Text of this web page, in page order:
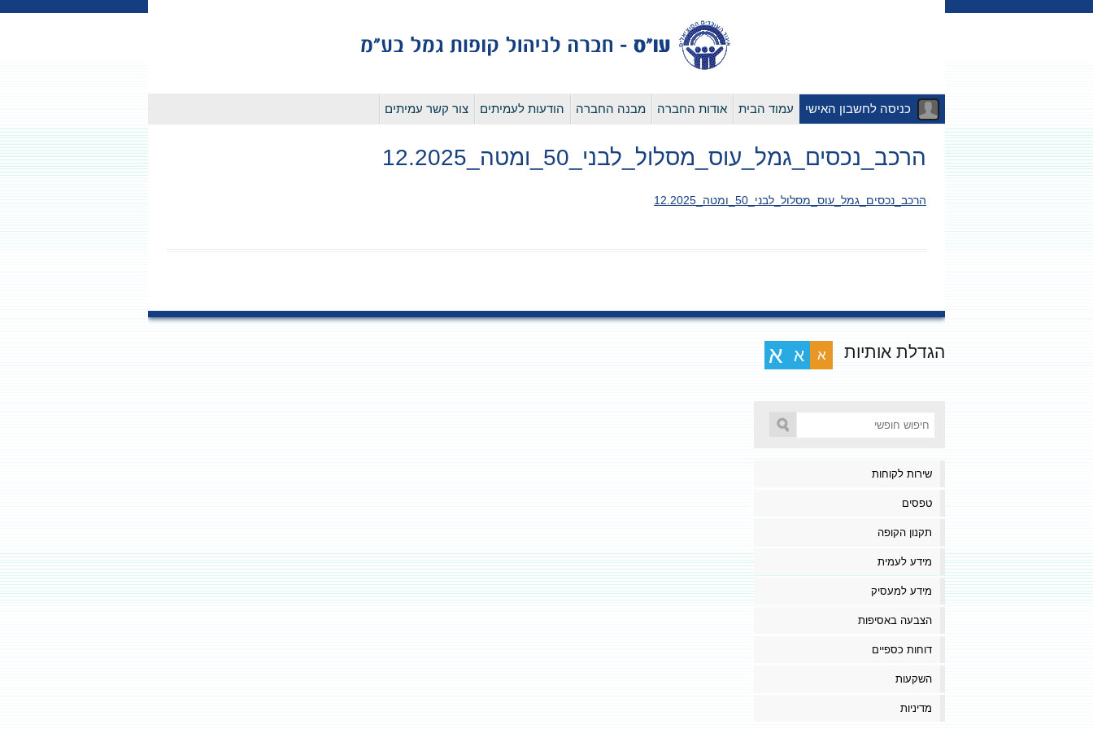
לדלג
כניסה לחשבון האישי עמוד הבית אודות החברה מבנה החברה הודעות לעמיתים צור קשר עמיתים
הרכב_נכסים_גמל_עוס_מסלול_לבני_50_ומטה_12.2025
הרכב_נכסים_גמל_עוס_מסלול_לבני_50_ומטה_12.2025
הגדלת אותיות א א א
שירות לקוחות
טפסים
תקנון הקופה
מידע לעמית
מידע למעסיק
הצבעה באסיפות
דוחות כספיים
השקעות
מדיניות